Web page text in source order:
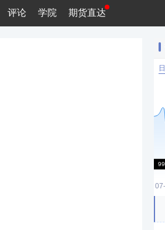
评论 学院 期货直达
日